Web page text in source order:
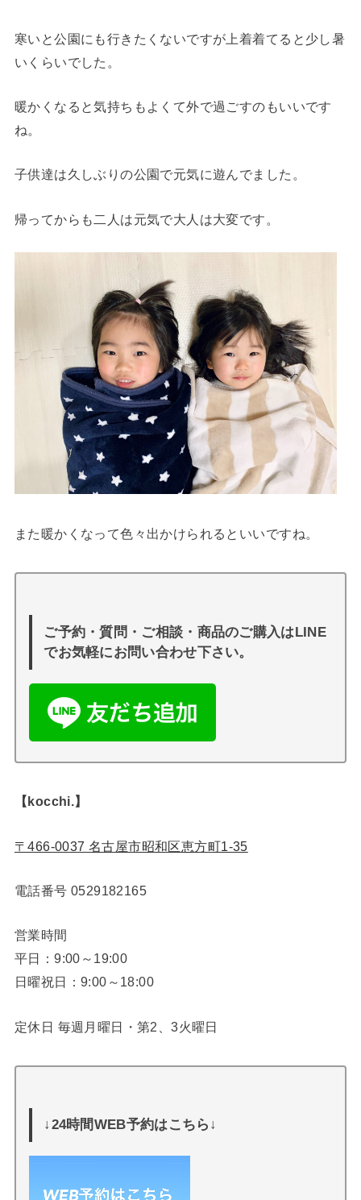
寒いと公園にも行きたくないですが上着着てると少し暑
いくらいでした。
暖かくなると気持ちもよくて外で過ごすのもいいです
ね。
子供達は久しぶりの公園で元気に遊んでました。
帰ってからも二人は元気で大人は大変です。
また暖かくなって色々出かけられるといいですね。
ご予約・質問・ご相談・商品のご購入はLINE
でお気軽にお問い合わせ下さい。
【kocchi.】
〒466-0037 名古屋市昭和区恵方町1-35
電話番号 0529182165
営業時間
平日：9:00～19:00
日曜祝日：9:00～18:00
定休日 毎週月曜日・第2、3火曜日
↓24時間WEB予約はこちら↓